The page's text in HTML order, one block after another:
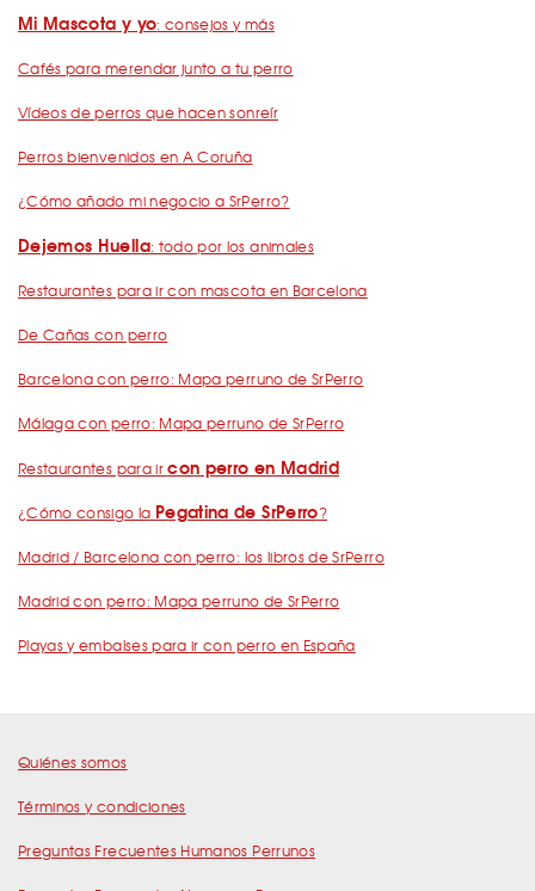
Mi Mascota y yo: consejos y más
Cafés para merendar junto a tu perro
Vídeos de perros que hacen sonreír
Perros bienvenidos en A Coruña
¿Cómo añado mi negocio a SrPerro?
Dejemos Huella: todo por los animales
Restaurantes para ir con mascota en Barcelona
De Cañas con perro
Barcelona con perro: Mapa perruno de SrPerro
Málaga con perro: Mapa perruno de SrPerro
Restaurantes para ircon perro en Madrid
¿Cómo consigo la Pegatina de SrPerro?
Madrid / Barcelona con perro: los libros de SrPerro
Madrid con perro: Mapa perruno de SrPerro
Playas y embalses para ir con perro en España
Quiénes somos
Términos y condiciones
Preguntas Frecuentes Humanos Perrunos